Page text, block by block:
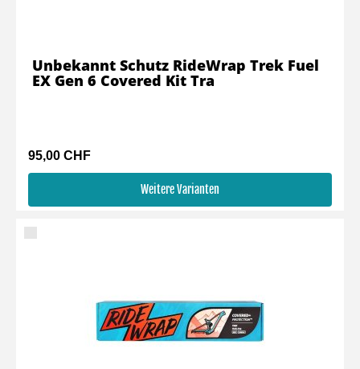
95,00 CHF
Weitere Varianten
Unbekannt Schutz RideWrap Trek Fuel
EX Gen 6 Covered Kit Tra